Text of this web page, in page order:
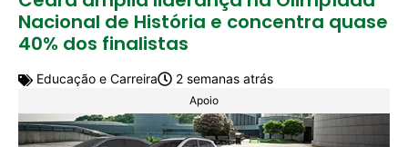
Nacional de História e concentra quase
40% dos finalistas
Educação e Carreira 2 semanas atrás
Apoio